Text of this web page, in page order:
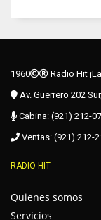
1960
Radio Hit
Av. Guerrero 202
Cabina: (921) 212-
Ventas: (921) 212-
RADIO HIT
Quienes somos
Servicios